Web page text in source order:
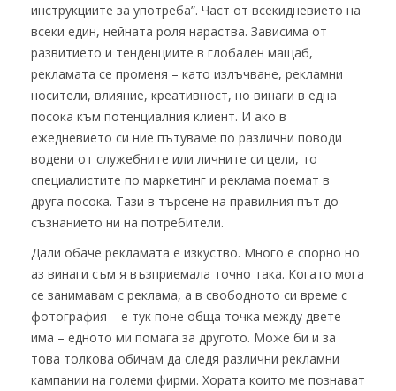
инструкциите за употреба”. Част от всекидневието на
всеки един, нейната роля нараства. Зависима от
развитието и тенденциите в глобален мащаб,
рекламата се променя – като излъчване, рекламни
носители, влияние, креативност, но винаги в една
посока към потенциалния клиент. И ако в
ежедневието си ние пътуваме по различни поводи
водени от служебните или личните си цели, то
специалистите по маркетинг и реклама поемат в
друга посока. Тази в търсене на правилния път до
съзнанието ни на потребители.
Дали обаче рекламата е изкуство. Много е спорно но
аз винаги съм я възприемала точно така. Когато мога
се занимавам с реклама, а в свободното си време с
фотография – е тук поне обща точка между двете
има – едното ми помага за другото. Може би и за
това толкова обичам да следя различни рекламни
кампании на големи фирми. Хората които ме познават